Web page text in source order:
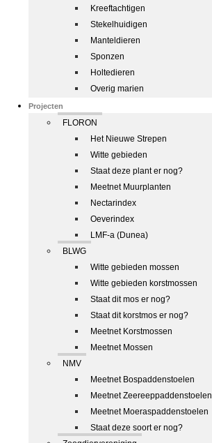
Kreeftachtigen
Stekelhuidigen
Manteldieren
Sponzen
Holtedieren
Overig marien
Projecten
FLORON
Het Nieuwe Strepen
Witte gebieden
Staat deze plant er nog?
Meetnet Muurplanten
Nectarindex
Oeverindex
LMF-a (Dunea)
BLWG
Witte gebieden mossen
Witte gebieden korstmossen
Staat dit mos er nog?
Staat dit korstmos er nog?
Meetnet Korstmossen
Meetnet Mossen
NMV
Meetnet Bospaddenstoelen
Meetnet Zeereeppaddenstoelen
Meetnet Moeraspaddenstoelen
Staat deze soort er nog?